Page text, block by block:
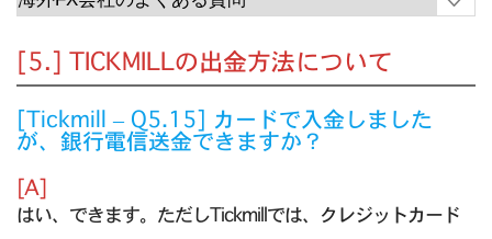
[5.] TICKMILLの出金方法について
[Tickmill – Q5.15] カードで入金しました
が、銀行電信送金できますか？
[A]
はい、できます。ただしTickmillでは、クレジットカード